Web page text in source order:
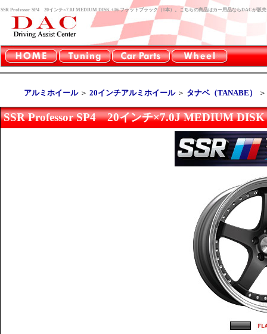
SSR Professor SP4 20インチ×7.0J MEDIUM DISK +16 フラットブラック（1本）。こちらの商品はカー用品ならDACが販
アルミホイール＞ 20インチアルミホイール＞ タナベ（TANABE）
SSR Professor SP4 20インチ×7.0J MEDIUM